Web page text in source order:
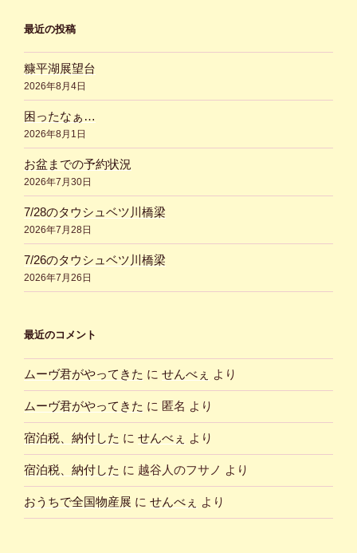
最近の投稿
糠平湖展望台
2026年8月4日
困ったなぁ…
2026年8月1日
お盆までの予約状況
2026年7月30日
7/28のタウシュベツ川橋梁
2026年7月28日
7/26のタウシュベツ川橋梁
2026年7月26日
最近のコメント
ムーヴ君がやってきた に せんべぇ より
ムーヴ君がやってきた に 匿名 より
宿泊税、納付した に せんべぇ より
宿泊税、納付した に 越谷人のフサノ より
おうちで全国物産展 に せんべぇ より